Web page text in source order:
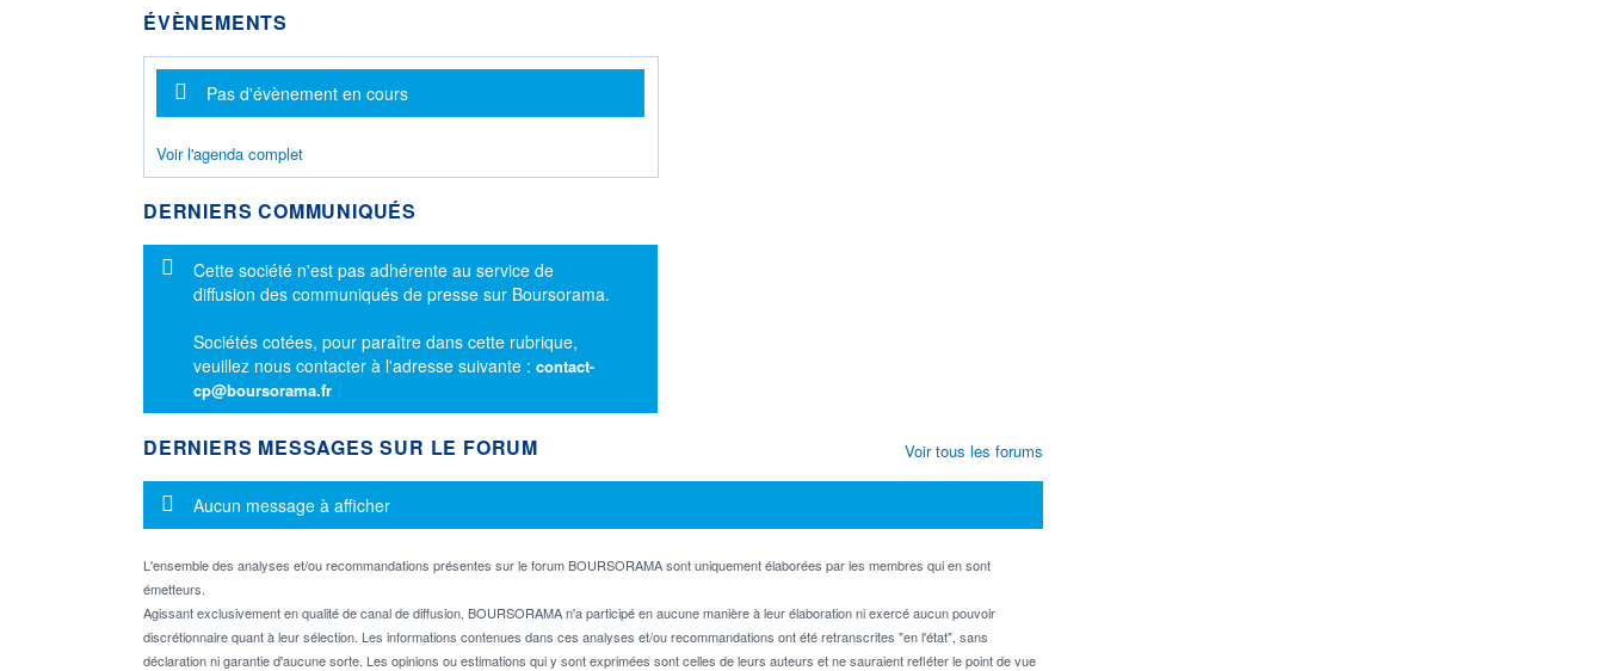
ÉVÈNEMENTS
Message d'information
Pas d'évènement en cours
Voir l'agenda complet
DERNIERS COMMUNIQUÉS
Message d'information
Cette société n'est pas adhérente au service de
diffusion des communiqués de presse sur Boursorama.
Sociétés cotées, pour paraître dans cette rubrique,
veuillez nous contacter à l'adresse suivante : contact-
cp@boursorama.fr
DERNIERS MESSAGES SUR LE FORUM
Message d'information
Aucun message à afficher
L'ensemble des analyses et/ou recommandations présentes sur le forum BOURSORAMA sont uniquement élaborées par les membres qui en sont
émetteurs.
Agissant exclusivement en qualité de canal de diffusion, BOURSORAMA n'a participé en aucune manière à leur élaboration ni exercé aucun pouvoir
discrétionnaire quant à leur sélection. Les informations contenues dans ces analyses et/ou recommandations ont été retranscrites "en l'état", sans
déclaration ni garantie d'aucune sorte. Les opinions ou estimations qui y sont exprimées sont celles de leurs auteurs et ne sauraient refléter le point de vue
Voir tous les forums